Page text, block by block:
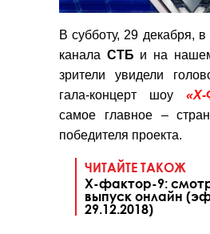
В субботу, 29 декабря,
канала СТБ и на
зрители увидели
гала-концерт шоу «Х-
самое главное –
победителя проекта.
ЧИТАЙТЕ ТАКОЖ
Х-фактор-9:
выпуск онлайн
29.12.2018)